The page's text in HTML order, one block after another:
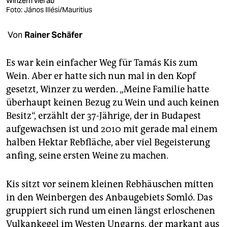
shop
fragen & hilfe
abo
genossenschaft
epaper login
Foto: János Illési/Mauritius
Von Rainer Schäfer
Es war kein einfacher Weg für Tamás Kis zum
Wein. Aber er hatte sich nun mal in den Kopf
gesetzt, Winzer zu werden. „Meine Familie hatte
überhaupt keinen Bezug zu Wein und auch keinen
Besitz“, erzählt der 37-Jährige, der in Budapest
aufgewachsen ist und 2010 mit gerade mal einem
halben Hektar Rebfläche, aber viel Begeisterung
anfing, seine ersten Weine zu machen.
Kis sitzt vor seinem kleinen Rebhäuschen mitten
in den Weinbergen des Anbaugebiets Somló. Das
gruppiert sich rund um einen längst erloschenen
Vulkankegel im Westen Ungarns, der markant aus